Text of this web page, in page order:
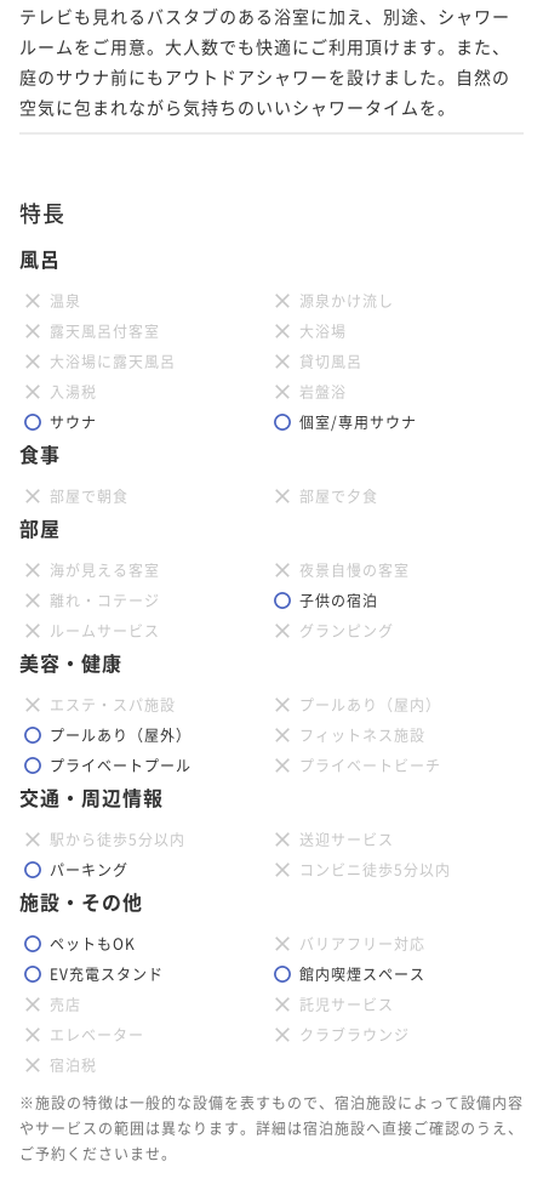
テレビも見れるバスタブのある浴室に加え、別途、シャワー
ルームをご用意。大人数でも快適にご利用頂けます。また、
庭のサウナ前にもアウトドアシャワーを設けました。自然の
空気に包まれながら気持ちのいいシャワータイムを。
特長
風呂
温泉
源泉かけ流し
露天風呂付客室
大浴場
大浴場に露天風呂
貸切風呂
入湯税
岩盤浴
サウナ
個室/専用サウナ
食事
部屋で朝食 部屋で夕食
部屋
海が見える客室
夜景自慢の客室
離れ・コテージ
子供の宿泊
ルームサービス
グランピング
美容・健康
エステ・スパ施設
プールあり（屋内）
プールあり（屋外）
フィットネス施設
プライベートプール
プライベートビーチ
交通・周辺情報
駅から徒歩5分以内
送迎サービス
パーキング
コンビニ徒歩5分以内
施設・その他
ペットもOK
バリアフリー対応
EV充電スタンド
館内喫煙スペース
売店
託児サービス
エレベーター
クラブラウンジ
宿泊税
※施設の特徴は一般的な設備を表すもので、宿泊施設によって設備内容
やサービスの範囲は異なります。詳細は宿泊施設へ直接ご確認のうえ、
ご予約くださいませ。